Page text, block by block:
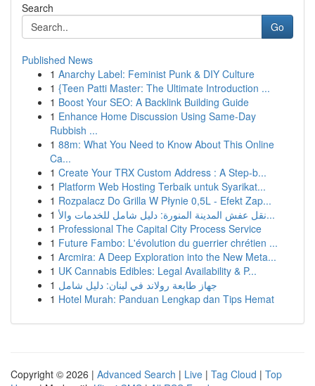
Search
Go
Published News
1 Anarchy Label: Feminist Punk & DIY Culture
1 {Teen Patti Master: The Ultimate Introduction ...
1 Boost Your SEO: A Backlink Building Guide
1 Enhance Home Discussion Using Same-Day
Rubbish ...
1 88m: What You Need to Know About This Online
Ca...
1 Create Your TRX Custom Address : A Step-b...
1 Platform Web Hosting Terbaik untuk Syarikat...
1 Rozpalacz Do Grilla W Płynie 0,5L - Efekt Zap...
1
نقل عفش المدينة المنورة: دليل شامل للخدمات والأ...
1 Professional The Capital City Process Service
1 Future Fambo: L'évolution du guerrier chrétien ...
1 Arcmira: A Deep Exploration into the New Meta...
1 UK Cannabis Edibles: Legal Availability & P...
1 جهاز طابعة رولاند في لبنان: دليل شامل
1 Hotel Murah: Panduan Lengkap dan Tips Hemat
Copyright © 2026 | Advanced Search | Live | Tag Cloud | Top